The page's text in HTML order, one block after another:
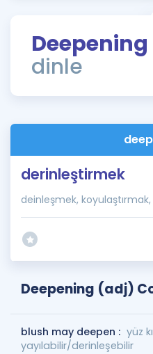
Rehberlik Aracı
ÖSYM Sınav Takvimi
İngilizce Gramer
Deepening
dinle
derinleştirmek
deinleşmek,
Deepening (adj)
blush may deepen : yüz
yayılabilir/derinleşebilir